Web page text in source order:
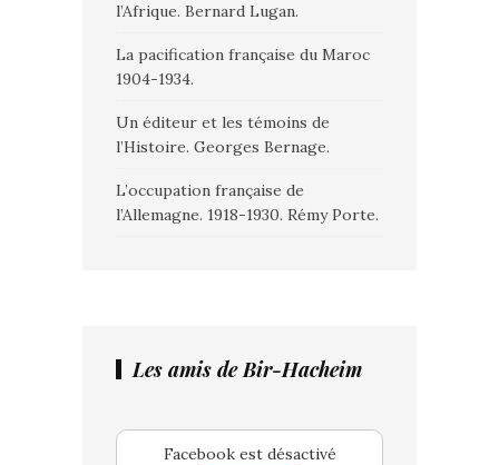
l’Afrique. Bernard Lugan.
La pacification française du Maroc
1904-1934.
Un éditeur et les témoins de
l’Histoire. Georges Bernage.
L’occupation française de
l’Allemagne. 1918-1930. Rémy Porte.
Les amis de Bir-Hacheim
Facebook est désactivé